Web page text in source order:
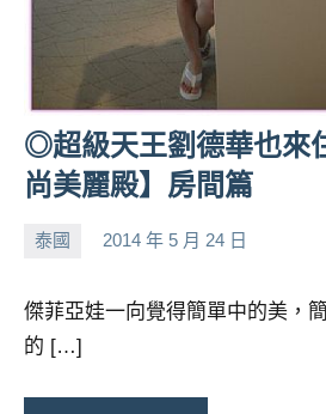
◎超級天王劉德華也來
尚美麗殿】房間篇
泰國 2014 年 5 月 24 日
傑菲亞娃一向覺得簡單中的美，
的 […]